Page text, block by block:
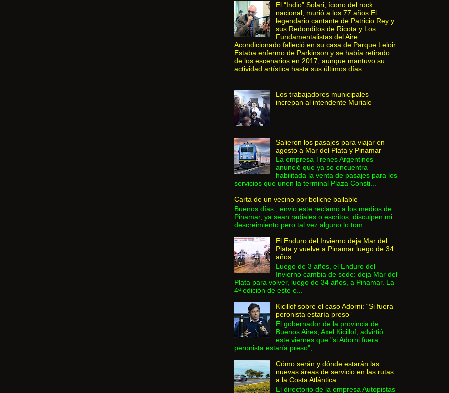
El “Indio” Solari, ícono del rock
nacional, murió a los 77 años El
legendario cantante de Patricio Rey y
sus Redonditos de Ricota y Los
Fundamentalistas del Aire
Acondicionado falleció en su casa de Parque Leloir.
Estaba enfermo de Parkinson y se había retirado
de los escenarios en 2017, aunque mantuvo su
actividad artística hasta sus últimos días.
Los trabajadores municipales
increpan al intendente Muriale
Salieron los pasajes para viajar en
agosto a Mar del Plata y Pinamar
La empresa Trenes Argentinos
anunció que ya se encuentra
habilitada la venta de pasajes para los
servicios que unen la terminal Plaza Consti...
Carta de un vecino por boliche bailable
Buenos días , envio este reclamo a los medios de
Pinamar, ya sean radiales o escritos, disculpen mi
descreimiento pero tal vez alguno lo tom...
El Enduro del Invierno deja Mar del
Plata y vuelve a Pinamar luego de 34
años
Luego de 3 años, el Enduro del
Invierno cambia de sede: deja Mar del
Plata para volver, luego de 34 años, a Pinamar. La
4ª edición de este e...
Kicillof sobre el caso Adorni: “Si fuera
peronista estaría preso”
El gobernador de la provincia de
Buenos Aires, Axel Kicillof, advirtió
este viernes que "si Adorni fuera
peronista estaría preso",...
Cómo serán y dónde estarán las
nuevas áreas de servicio en las rutas
a la Costa Atlántica
El directorio de la empresa Autopistas